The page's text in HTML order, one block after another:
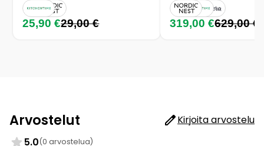
25,90 €29,00 € 319,00 €629,00 €
Arvostelut
Kirjoita arvostelu
5.0(0 arvostelua)